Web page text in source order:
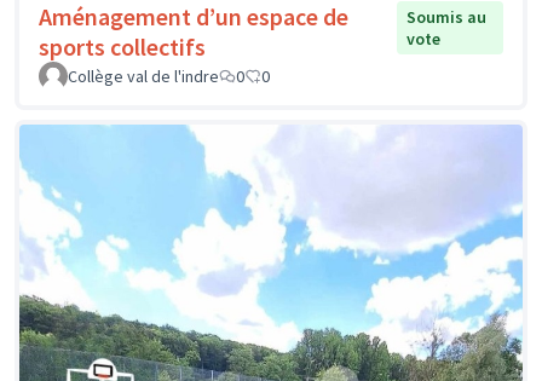
Aménagement d’un espace de
sports collectifs
Soumis au
vote
Collège val de l'indre
0 0